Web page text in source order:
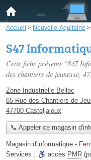
Accueil > Nouvelle-Aquitaine >
S47
Cette fiche présente "S47
des chantiers de jeunesse,
Zone Industrielle Belloc
65 Rue des Chantiers de
47700 Casteljaloux
📞 Appeler ce magasin
Magasin d'informatique -
Services :
accès PMR